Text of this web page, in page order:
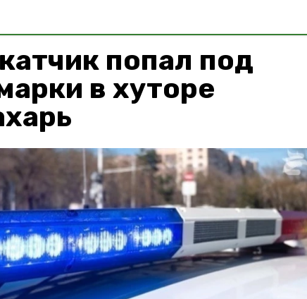
попал под
в хуторе